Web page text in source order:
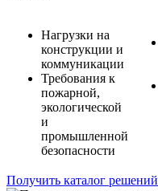
Нагрузки на
конструкции и
коммуникации
Требования к
пожарной,
экологической
и
промышленной
безопасности
Получить каталог решений